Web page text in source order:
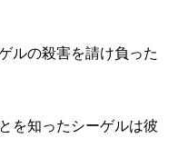
ルの殺害を請け負った
を知ったシーゲルは彼